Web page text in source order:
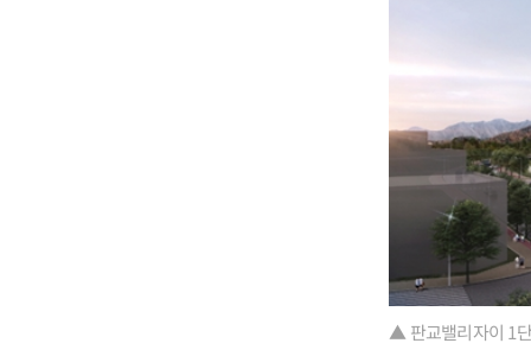
▲ 판교밸리자이 1